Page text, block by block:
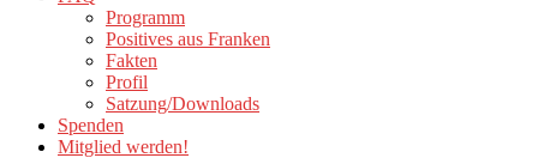
Programm
Positives aus Franken
Fakten
Profil
Satzung/Downloads
Spenden
Mitglied werden!